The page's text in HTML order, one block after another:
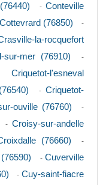
-Conteville
Cottevrard (76850) -
la-rocquefort
sur-mer (76910) -
Criquetot-l'esneval
-Criquetot-
ouville (76760) -
-Croisy-sur-andelle
(76660) -
-Cuverville
-Cuy-saint-fiacre